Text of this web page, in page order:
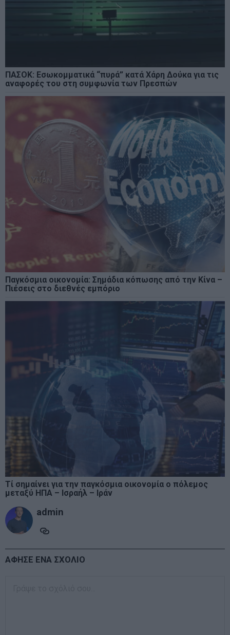
ΠΑΣΟΚ: Εσωκομματικά “πυρά” κατά Χάρη Δούκα για τις
αναφορές του στη συμφωνία των Πρεσπών
Παγκόσμια οικονομία: Σημάδια κόπωσης από την Κίνα –
Πιέσεις στο διεθνές εμπόριο
Τί σημαίνει για την παγκόσμια οικονομία ο πόλεμος
μεταξύ ΗΠΑ – Ισραήλ – Ιράν
admin
ΑΦΗΣΕ ΕΝΑ ΣΧΟΛΙΟ